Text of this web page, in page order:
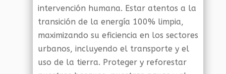
intervención humana. Estar atentos a la
transición de la energía 100% limpia,
maximizando su eficiencia en los sectores
urbanos, incluyendo el transporte y el
uso de la tierra. Proteger y reforestar